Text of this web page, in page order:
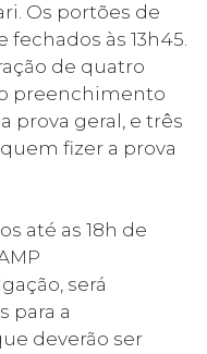
Os portões de
fechados às 13h45.
de quatro
preenchimento
prova geral, e três
fizer a prova
até as 18h de
será
para a
deverão ser